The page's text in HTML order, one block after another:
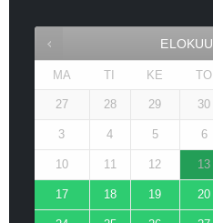
ELOKUU
MA TI KE TO
27 28 29 30
3 4 5 6
10 11 12 13
17 18 19 20